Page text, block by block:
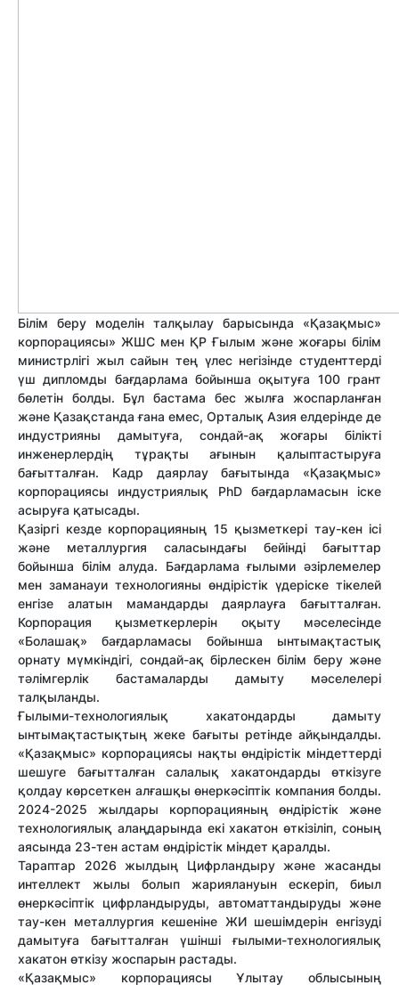
Білім беру моделін талқылау барысында «Қазақмыс»
корпорациясы» ЖШС мен ҚР Ғылым және жоғары білім
министрлігі жыл сайын тең үлес негізінде студенттерді
үш дипломды бағдарлама бойынша оқытуға 100 грант
бөлетін болды. Бұл бастама бес жылға жоспарланған
және Қазақстанда ғана емес, Орталық Азия елдерінде де
индустрияны дамытуға, сондай-ақ жоғары білікті
инженерлердің тұрақты ағынын қалыптастыруға
бағытталған. Кадр даярлау бағытында «Қазақмыс»
корпорациясы индустриялық PhD бағдарламасын іске
асыруға қатысады.
Қазіргі кезде корпорацияның 15 қызметкері тау-кен ісі
және металлургия саласындағы бейінді бағыттар
бойынша білім алуда. Бағдарлама ғылыми әзірлемелер
мен заманауи технологияны өндірістік үдеріске тікелей
енгізе алатын мамандарды даярлауға бағытталған.
Корпорация қызметкерлерін оқыту мәселесінде
«Болашақ» бағдарламасы бойынша ынтымақтастық
орнату мүмкіндігі, сондай-ақ бірлескен білім беру және
тәлімгерлік бастамаларды дамыту мәселелері
талқыланды.
Ғылыми-технологиялық хакатондарды дамыту
ынтымақтастықтың жеке бағыты ретінде айқындалды.
«Қазақмыс» корпорациясы нақты өндірістік міндеттерді
шешуге бағытталған салалық хакатондарды өткізуге
қолдау көрсеткен алғашқы өнеркәсіптік компания болды.
2024-2025 жылдары корпорацияның өндірістік және
технологиялық алаңдарында екі хакатон өткізіліп, соның
аясында 23-тен астам өндірістік міндет қаралды.
Тараптар 2026 жылдың Цифрландыру және жасанды
интеллект жылы болып жариялануын ескеріп, биыл
өнеркәсіптік цифрландыруды, автоматтандыруды және
тау-кен металлургия кешеніне ЖИ шешімдерін енгізуді
дамытуға бағытталған үшінші ғылыми-технологиялық
хакатон өткізу жоспарын растады.
«Қазақмыс» корпорациясы Ұлытау облысының